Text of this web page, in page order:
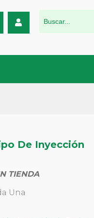
De Inyección
TIENDA
Una